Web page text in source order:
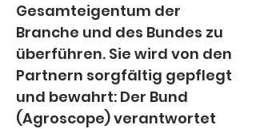
Gesamteigentum der
Branche und des Bundes zu
überführen. Sie wird von den
Partnern sorgfältig gepflegt
und bewahrt: Der Bund
(Agroscope) verantwortet